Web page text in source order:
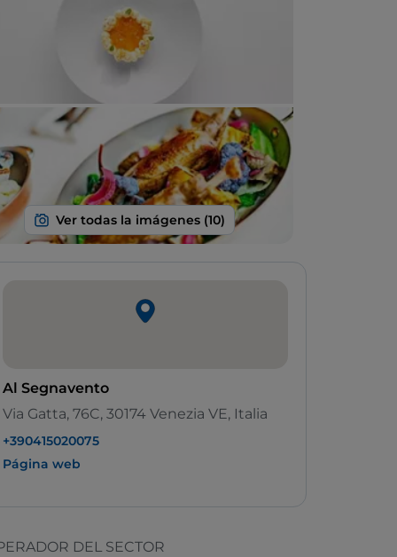
Al Segnavento
Via Gatta, 76C, 30174 Venezia VE, Italia
+390415020075
Página web
DEL SECTOR